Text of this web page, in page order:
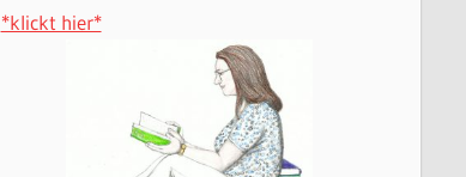
*klickt hier*